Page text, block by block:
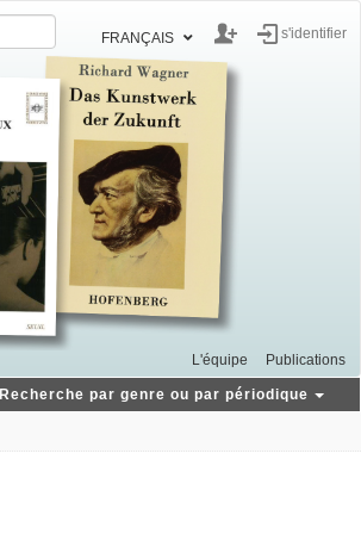
FRANÇAIS s'identifier
L'équipe Publications
Recherche par genre ou par périodique